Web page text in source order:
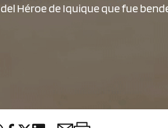
del Héroe de Iquique que fue